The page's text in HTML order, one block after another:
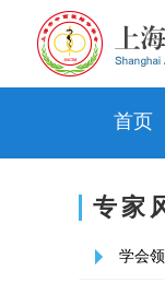
首页
专家
学会